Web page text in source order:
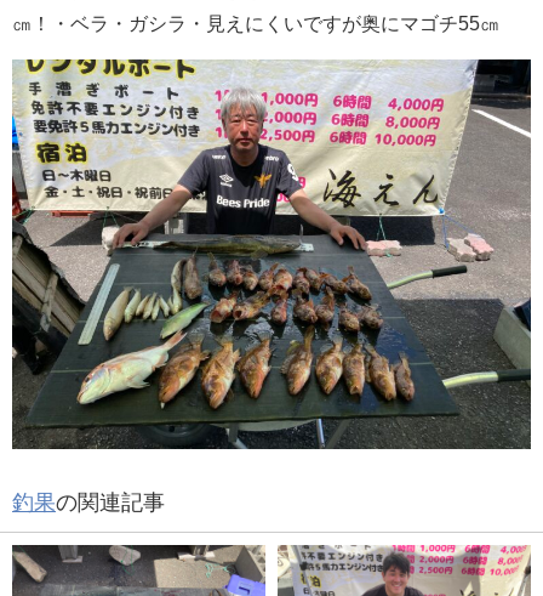
㎝！・ベラ・ガシラ・見えにくいですが奥にマゴチ55㎝
釣果の関連記事